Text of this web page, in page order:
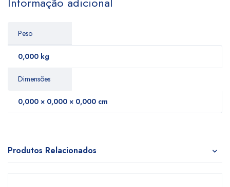
Peso
0,000 kg
Dimensões
0,000 × 0,000 × 0,000 cm
Produtos Relacionados